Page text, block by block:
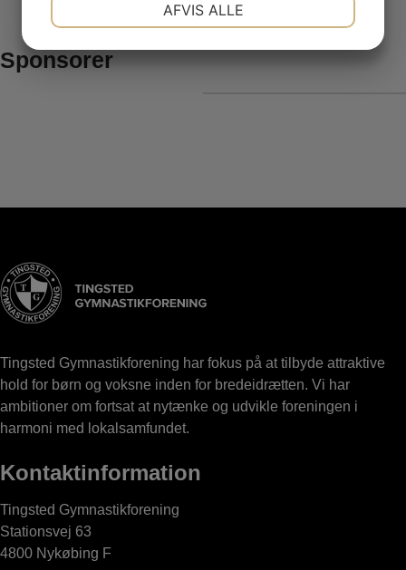
Sponsorer
Tingsted Gymnastikforening har fokus på at tilbyde attraktive
hold for børn og voksne inden for bredeidrætten. Vi har
ambitioner om fortsat at nytænke og udvikle foreningen i
harmoni med lokalsamfundet.
Kontaktinformation
Tingsted Gymnastikforening
Stationsvej 63
4800 Nykøbing F
MARKETING
AFVIS ALLE